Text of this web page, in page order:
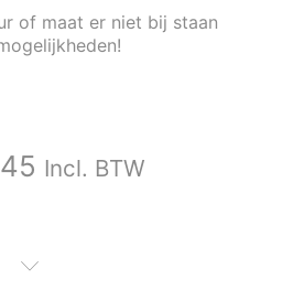
of maat er niet bij staan
Incl. BTW